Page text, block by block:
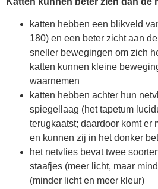
katten hebben een blikveld
180) en een beter zicht aan
sneller bewegingen om zich
katten kunnen kleine
waarnemen
katten hebben achter hun
spiegellaag (het tapetum
terugkaatst; daardoor komt er
en kunnen zij in het donker
het netvlies bevat twee
staafjes (meer licht, maar
(minder licht en meer kleur)